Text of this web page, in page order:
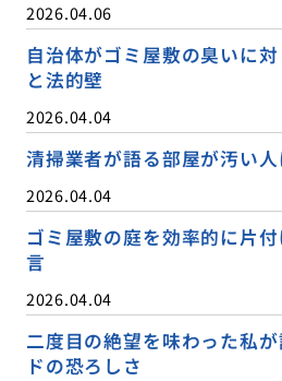
2026.04.06
自治体がゴミ屋敷の臭いに
と法的壁
2026.04.04
清掃業者が語る部屋が汚い
2026.04.04
ゴミ屋敷の庭を効率的に片
言
2026.04.04
二度目の絶望を味わった私
ドの恐ろしさ